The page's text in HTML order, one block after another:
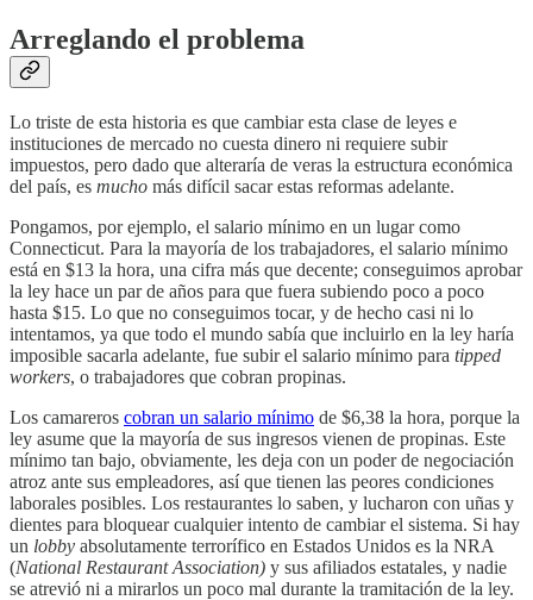
Arreglando el problema
Lo triste de esta historia es que cambiar esta clase de leyes e
instituciones de mercado no cuesta dinero ni requiere subir
impuestos, pero dado que alteraría de veras la estructura económica
del país, es mucho más difícil sacar estas reformas adelante.
Pongamos, por ejemplo, el salario mínimo en un lugar como
Connecticut. Para la mayoría de los trabajadores, el salario mínimo
está en $13 la hora, una cifra más que decente; conseguimos aprobar
la ley hace un par de años para que fuera subiendo poco a poco
hasta $15. Lo que no conseguimos tocar, y de hecho casi ni lo
intentamos, ya que todo el mundo sabía que incluirlo en la ley haría
imposible sacarla adelante, fue subir el salario mínimo para tipped
workers, o trabajadores que cobran propinas.
Los camareros cobran un salario mínimo de $6,38 la hora, porque la
ley asume que la mayoría de sus ingresos vienen de propinas. Este
mínimo tan bajo, obviamente, les deja con un poder de negociación
atroz ante sus empleadores, así que tienen las peores condiciones
laborales posibles. Los restaurantes lo saben, y lucharon con uñas y
dientes para bloquear cualquier intento de cambiar el sistema. Si hay
un lobby absolutamente terrorífico en Estados Unidos es la NRA
(National Restaurant Association) y sus afiliados estatales, y nadie
se atrevió ni a mirarlos un poco mal durante la tramitación de la ley.